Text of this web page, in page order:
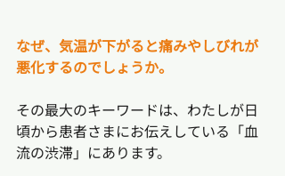
なぜ、気温が下がると痛みやしびれが
悪化するのでしょうか。
その最大のキーワードは、わたしが日
頃から患者さまにお伝えしている「血
流の渋滞」にあります。